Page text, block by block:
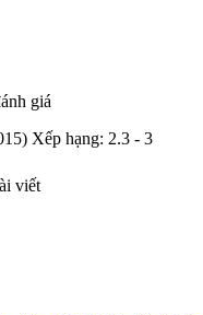
giá
Xếp hạng: 2.3 - 3
viết